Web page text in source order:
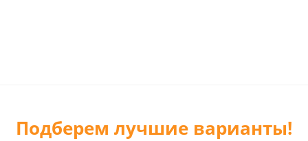
Подберем лучшие варианты!